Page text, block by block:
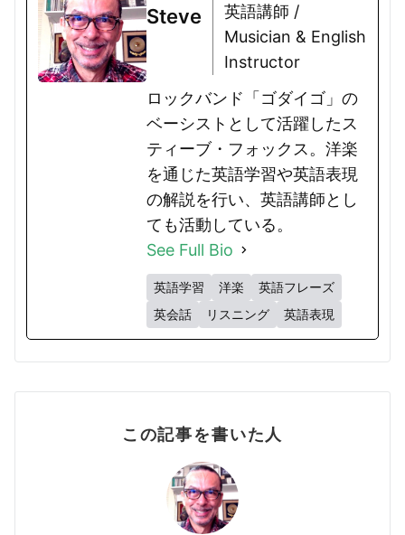
Steve
英語講師 /
Musician & English
Instructor
ロックバンド「ゴダイゴ」の
ベーシストとして活躍したス
ティーブ・フォックス。洋楽
を通じた英語学習や英語表現
の解説を行い、英語講師とし
ても活動している。
See Full Bio
英語学習 洋楽
英語フレーズ
英会話
リスニング 英語表現
この記事を書いた人